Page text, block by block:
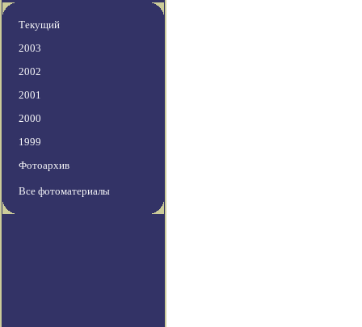
Текущий
2003
2002
2001
2000
1999
Фотоархив
Все фотоматериалы